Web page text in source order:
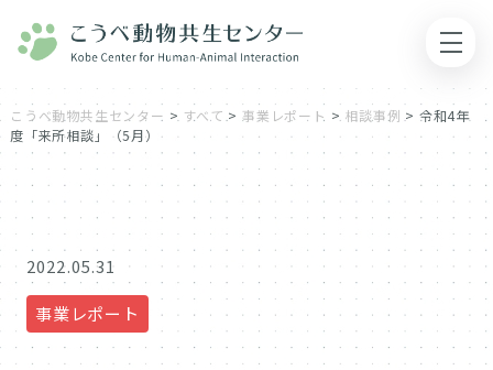
こうべ動物共生センター > すべて > 事業レポート > 相談事例 > 令和4年
度「来所相談」（5月）
事業レポート
2022.05.31